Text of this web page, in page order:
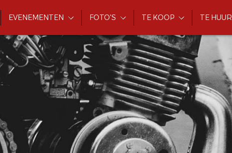
EVENEMENTEN FOTO'S TE KOOP TE HUUR